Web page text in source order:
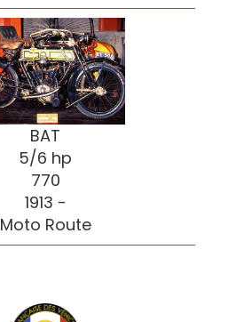
BAT
5/6 hp
770
1913 -
Moto Route